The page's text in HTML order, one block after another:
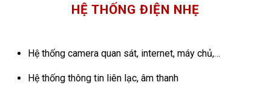
HỆ THỐNG ĐIỆN NHẸ
Hệ thống camera quan sát, internet, máy chủ,…
Hệ thống thông tin liên lạc, âm thanh